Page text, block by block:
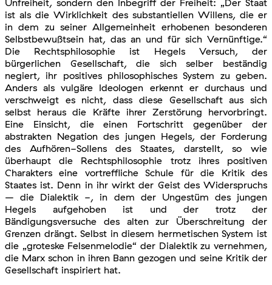
Unfreiheit, sondern den Inbegriff der Freiheit: „Der Staat
ist als die Wirklichkeit des substantiellen Willens, die er
in dem zu seiner Allgemeinheit erhobenen besonderen
Selbstbewußtsein hat, das an und für sich Vernünftige.“
Die Rechtsphilosophie ist Hegels Versuch, der
bürgerlichen Gesellschaft, die sich selber beständig
negiert, ihr positives philosophisches System zu geben.
Anders als vulgäre Ideologen erkennt er durchaus und
verschweigt es nicht, dass diese Gesellschaft aus sich
selbst heraus die Kräfte ihrer Zerstörung hervorbringt.
Eine Einsicht, die einen Fortschritt gegenüber der
abstrakten Negation des jungen Hegels, der Forderung
des Aufhören-Sollens des Staates, darstellt, so wie
überhaupt die Rechtsphilosophie trotz ihres positiven
Charakters eine vortreffliche Schule für die Kritik des
Staates ist. Denn in ihr wirkt der Geist des Widerspruchs
– die Dialektik -, in dem der Ungestüm des jungen
Hegels aufgehoben ist und der trotz der
Bändigungsversuche des alten zur Überschreitung der
Grenzen drängt. Selbst in diesem hermetischen System ist
die „groteske Felsenmelodie“ der Dialektik zu vernehmen,
die Marx schon in ihren Bann gezogen und seine Kritik der
Gesellschaft inspiriert hat.